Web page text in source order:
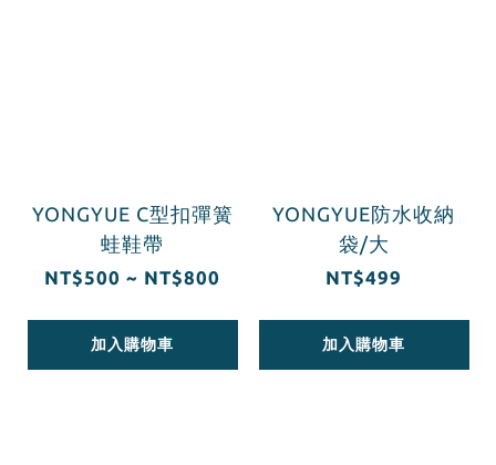
YONGYUE C型扣彈簧
蛙鞋帶
NT$500 ~ NT$800
加入購物車
YONGYUE防水收納
袋/大
NT$499
加入購物車